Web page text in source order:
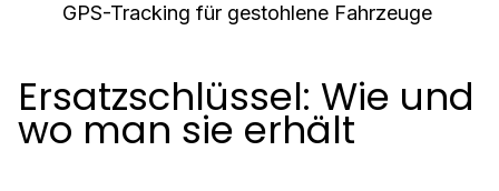
GPS-Tracking für gestohlene Fahrzeuge
Ersatzschlüssel: Wie und
wo man sie erhält